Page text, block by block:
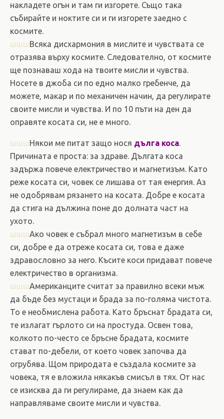
накладете огън и там ги изгорете. Също така
събирайте и ноктите си и ги изгорете заедно с
космите.
шшшВсяка дисхармония в мислите и чувствата се
отразява върху космите. Следователно, от космите
ще познаваш хода на твоите мисли и чувства.
Носете в джоба си по едно малко гребенче, да
можете, макар и по механичен начин, да регулирате
своите мисли и чувства. И по 10 пъти на ден да
оправяте косата си, не е много.
шшшНякои ме питат защо нося дълга коса.
Причината е проста: за здраве. Дългата коса
задържа повече електричество и магнетизъм. Като
реже косата си, човек се лишава от тая енергия. Аз
не одобрявам рязането на косата. Добре е косата
да стига на дължина поне до долната част на
ухото.
шшшАко човек е събрал много магнетизъм в себе
си, добре е да отреже косата си, това е даже
здравословно за него. Късите коси придават повече
електричество в организма.
шшшАмериканците считат за правилно всеки мъж
да бъде без мустаци и брада за по-голяма чистота.
То е необмислена работа. Като бръснат брадата си,
те излагат гърлото си на простуда. Освен това,
колкото по-често се бръсне брадата, космите
стават по-дебели, от което човек започва да
огрубява. Щом природата е създала космите за
човека, тя е вложила някакъв смисъл в тях. От нас
се изисква да ги регулираме, да знаем как да
направляваме своите мисли и чувства.